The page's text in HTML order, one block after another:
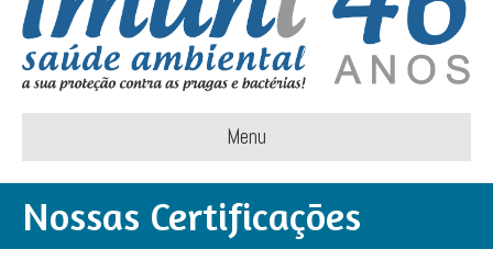
Menu
Nossas Certificações